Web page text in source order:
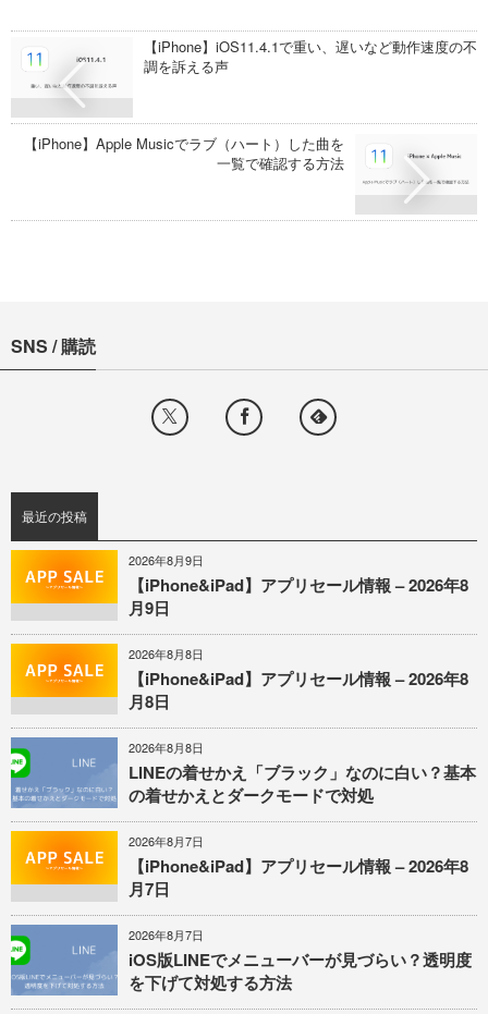
【iPhone】iOS11.4.1で重い、遅いなど動作速度の不
調を訴える声
【iPhone】Apple Musicでラブ（ハート）した曲を
一覧で確認する方法
SNS / 購読
最近の投稿
2026年8月9日
【iPhone&iPad】アプリセール情報 – 2026年8
月9日
2026年8月8日
【iPhone&iPad】アプリセール情報 – 2026年8
月8日
2026年8月8日
LINEの着せかえ「ブラック」なのに白い？基本
の着せかえとダークモードで対処
2026年8月7日
【iPhone&iPad】アプリセール情報 – 2026年8
月7日
2026年8月7日
iOS版LINEでメニューバーが見づらい？透明度
を下げて対処する方法